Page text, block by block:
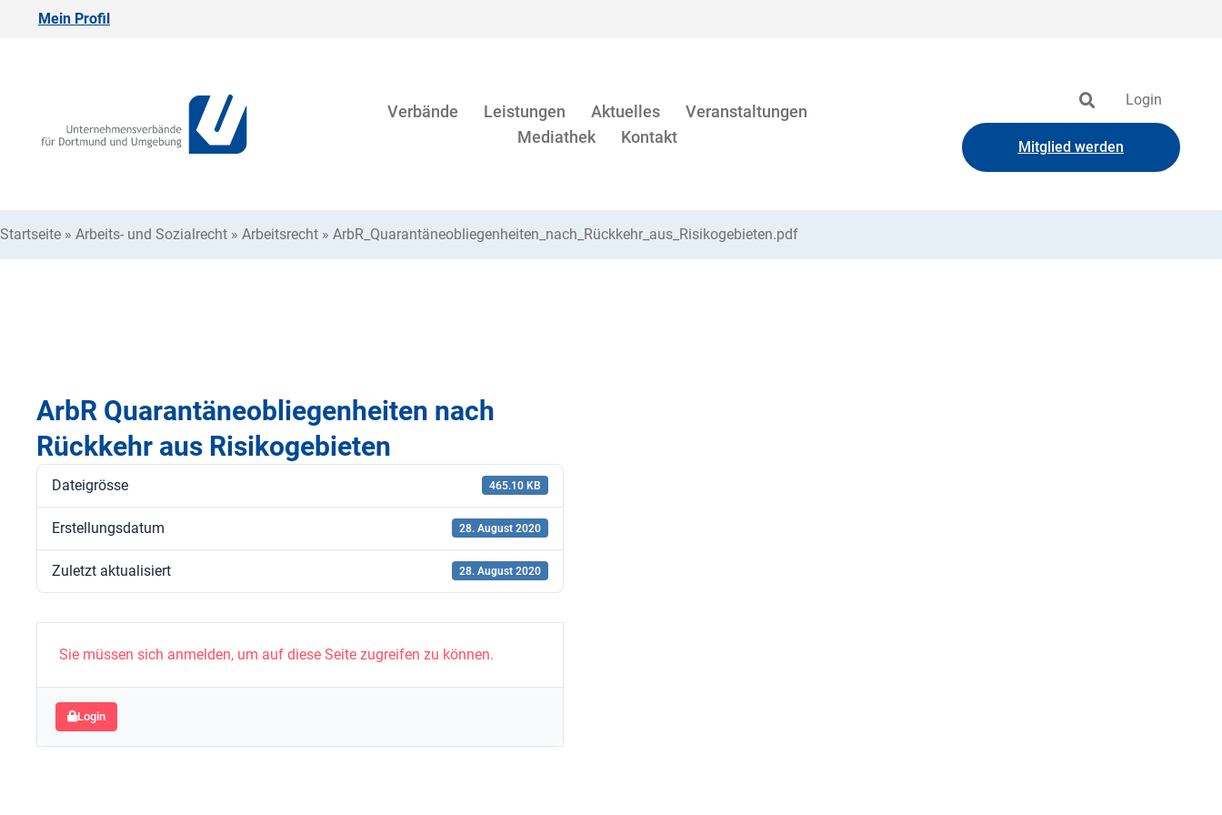
Mein Profil
Verbände Leistungen Aktuelles
Veranstaltungen
Mediathek
Kontakt
Login
Mitglied werden
Startseite » Arbeits- und Sozialrecht » Arbeitsrecht » ArbR_Quarantäneobliegenheiten_nach_Rückkehr_aus_Risikogebieten.pdf
ArbR Quarantäneobliegenheiten nach
Rückkehr aus Risikogebieten
Dateigrösse 465.10 KB
Erstellungsdatum 28. August 2020
Zuletzt aktualisiert 28. August 2020
Sie müssen sich anmelden, um auf diese Seite zugreifen zu können.
Login